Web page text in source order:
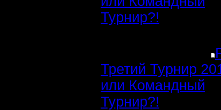
Турнир?!
Третий Турнир
или Командный
Турнир?!